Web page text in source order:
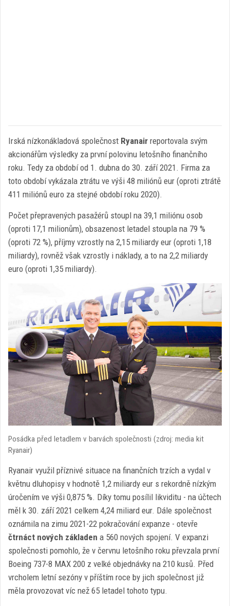
Irská nízkonákladová společnost Ryanair reportovala svým
akcionářům výsledky za první polovinu letošního finančního
roku. Tedy za období od 1. dubna do 30. září 2021. Firma za
toto období vykázala ztrátu ve výši 48 miliónů eur (oproti ztrátě
411 miliónů euro za stejné období roku 2020).
Počet přepravených pasažérů stoupl na 39,1 miliónu osob
(oproti 17,1 milionům), obsazenost letadel stoupla na 79 %
(oproti 72 %), příjmy vzrostly na 2,15 miliardy eur (oproti 1,18
miliardy), rovněž však vzrostly i náklady, a to na 2,2 miliardy
euro (oproti 1,35 miliardy).
Posádka před letadlem v barvách společnosti (zdroj: media kit
Ryanair)
Ryanair využil příznivé situace na finančních trzích a vydal v
květnu dluhopisy v hodnotě 1,2 miliardy eur s rekordně nízkým
úročením ve výši 0,875 %. Díky tomu posílil likviditu - na účtech
měl k 30. září 2021 celkem 4,24 miliard eur. Dále společnost
oznámila na zimu 2021-22 pokračování expanze - otevře
čtrnáct nových základen a 560 nových spojení. V expanzi
společnosti pomohlo, že v červnu letošního roku převzala první
Boeing 737-8 MAX 200 z velké objednávky na 210 kusů. Před
vrcholem letní sezóny v příštím roce by jich společnost již
měla provozovat víc než 65 letadel tohoto typu.